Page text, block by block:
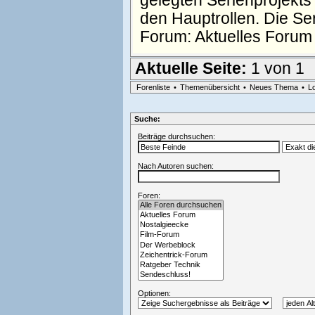
den Hauptrollen. Die
Forum: Aktuelles Forum
Aktuelle Seite: 1 von 1
Forenliste • Themenübersicht • Neues Thema •
Suche:
Beiträge durchsuchen:
Nach Autoren suchen:
Foren:
Optionen: